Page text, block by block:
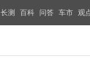
长测 百科 问答 车市 观